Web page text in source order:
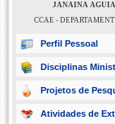
JANAINA
CCAE -
Perfil Pessoal
Disciplinas
Projetos de
Atividades de